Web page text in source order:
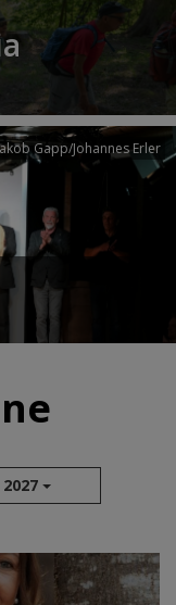
Gapp/Johannes Erler